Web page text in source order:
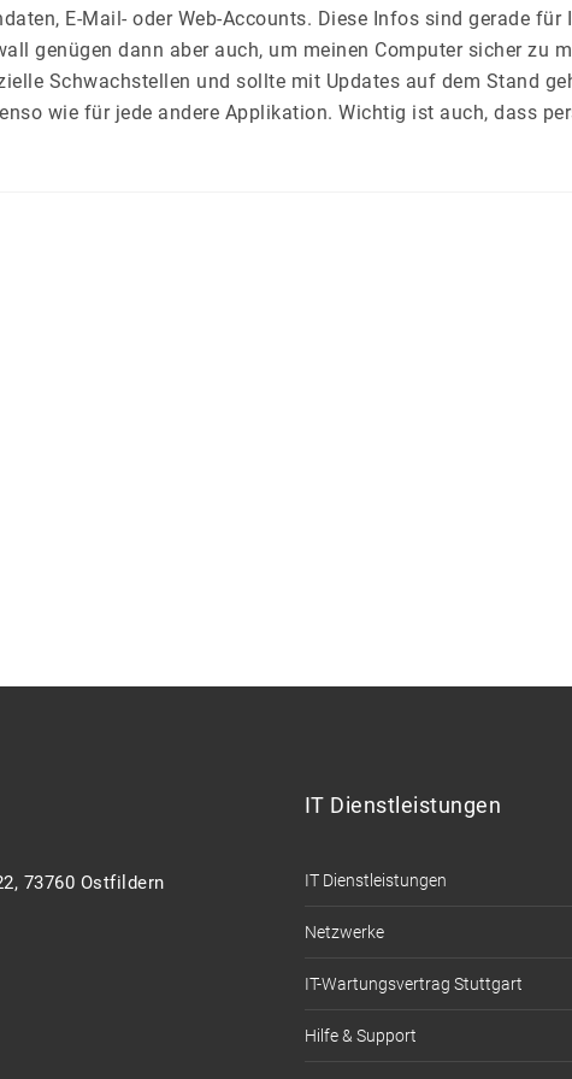
E-Mail- oder Web-Accounts. Diese Infos sind gerade
genügen dann aber auch, um meinen Computer sicher zu
Schwachstellen und sollte mit Updates auf dem Stand
wie für jede andere Applikation. Wichtig ist auch, dass
73760 Ostfildern
IT Dienstleistungen
IT Dienstleistungen
Netzwerke
IT-Wartungsvertrag Stuttgart
Hilfe & Support